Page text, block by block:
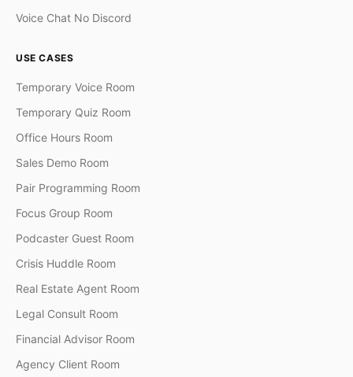
Voice Chat No Discord
USE CASES
Temporary Voice Room
Temporary Quiz Room
Office Hours Room
Sales Demo Room
Pair Programming Room
Focus Group Room
Podcaster Guest Room
Crisis Huddle Room
Real Estate Agent Room
Legal Consult Room
Financial Advisor Room
Agency Client Room